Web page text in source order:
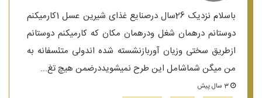
باسلام نزدیک 26سال درصنایع غذای شیرین عسل 1کارمیکنم
دوستانم درهمان شغل ودرهمان مکان که کارمیکنم دوستانم
ازطریق سختی وزیان آوربازنشسته شده اندولی متئسفانه به
من میگن شماشامل این طرح نمیشویددرضمن هیچ تغ...